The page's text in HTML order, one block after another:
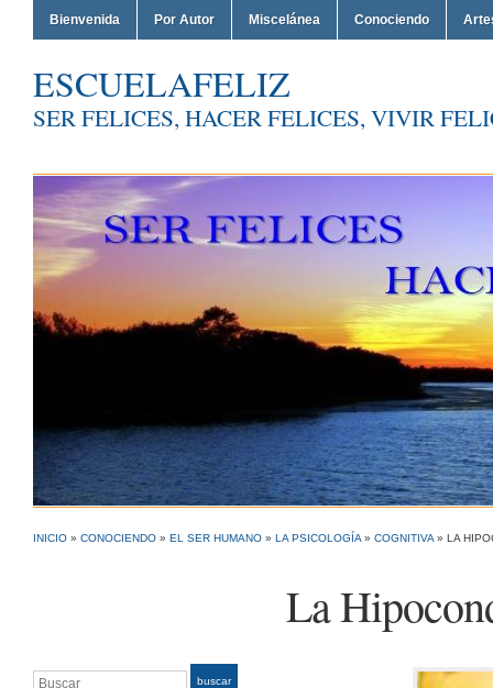
Bienvenida Por Autor Miscelánea Conociendo
ESCUELAFELIZ
SER FELICES, HACER FELICES, VIVIR
INICIO » CONOCIENDO » EL SER HUMANO » LA PSICOLOGÍA » COGNITIVA » LA
La
Buscar buscar